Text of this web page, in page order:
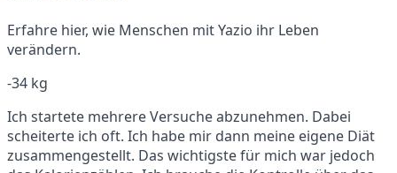
Erfahre hier, wie Menschen mit Yazio ihr Leben
verändern.
-34 kg
Ich startete mehrere Versuche abzunehmen. Dabei
scheiterte ich oft. Ich habe mir dann meine eigene Diät
zusammengestellt. Das wichtigste für mich war jedoch